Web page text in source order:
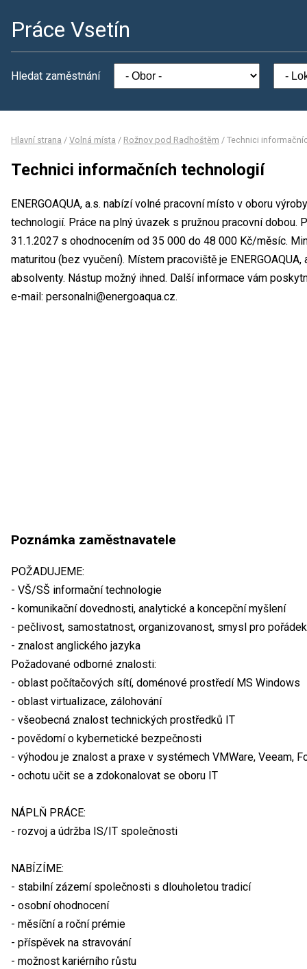
Práce Vsetín
Hledat zaměstnání
Hlavní strana / Volná místa / Rožnov pod Radhoštěm / Technici
Technici informačních technologií
ENERGOAQUA, a.s. nabízí volné pracovní místo v oboru
technologií. Práce na plný úvazek s pružnou pracovní dobou.
31.1.2027 s ohodnocením od 35 000 do 48 000 Kč/měsíc.
maturitou (bez vyučení). Místem pracoviště je
absolventy. Nástup možný ihned. Další informace vám
e-mail: personalni@energoaqua.cz.
Poznámka zaměstnavatele
POŽADUJEME:
- VŠ/SŠ informační technologie
- komunikační dovednosti, analytické a koncepční myšlení
- pečlivost, samostatnost, organizovanost, smysl pro
- znalost anglického jazyka
Požadované odborné znalosti:
- oblast počítačových sítí, doménové prostředí MS Windows
- oblast virtualizace, zálohování
- všeobecná znalost technických prostředků IT
- povědomí o kybernetické bezpečnosti
- výhodou je znalost a praxe v systémech VMWare, Veeam,
- ochotu učit se a zdokonalovat se oboru IT
NÁPLŇ PRÁCE:
- rozvoj a údržba IS/IT společnosti
NABÍZÍME:
- stabilní zázemí společnosti s dlouholetou tradicí
- osobní ohodnocení
- měsíční a roční prémie
- příspěvek na stravování
- možnost kariérního růstu